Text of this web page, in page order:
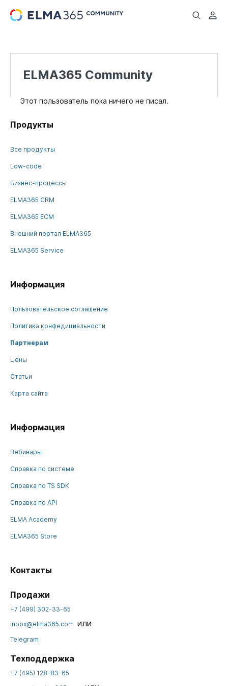
...
ELMA365 Community
Этот пользователь пока ничего не писал.
Продукты
Все продукты
Low-code
Бизнес-процессы
ELMA365 CRM
ELMA365 ECM
Внешний портал ELMA365
ELMA365 Service
Информация
Пользовательское соглашение
Политика конфедициальности
Партнерам
Цены
Статьи
Карта сайта
Информация
Вебинары
Справка по системе
Справка по TS SDK
Справка по API
ELMA Academy
ELMA365 Store
Контакты
Продажи
+7 (499) 302-33-65
inbox@elma365.com или
Telegram
Техподдержка
+7 (495) 128-83-65